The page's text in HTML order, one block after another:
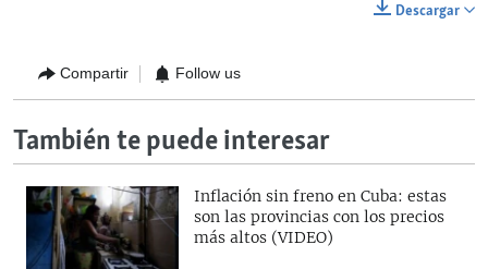
Descargar
Compartir Follow us
También te puede interesar
Inflación sin freno en Cuba: estas
son las provincias con los precios
más altos (VIDEO)